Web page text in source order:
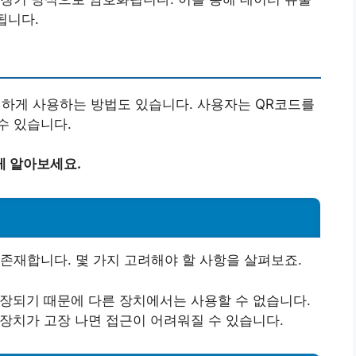
니다.
게 사용하는 방법도 있습니다. 사용자는 QR코드를
있습니다.
알아보세요.
재합니다. 몇 가지 고려해야 할 사항을 살펴보죠.
되기 때문에 다른 장치에서는 사용할 수 없습니다.
치가 고장 나면 접근이 어려워질 수 있습니다.